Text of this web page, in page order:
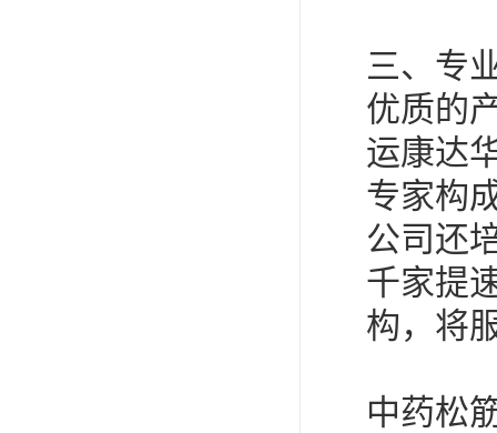
三、专
优质的
运康达
专家构
公司还
千家提
构，将
中药松